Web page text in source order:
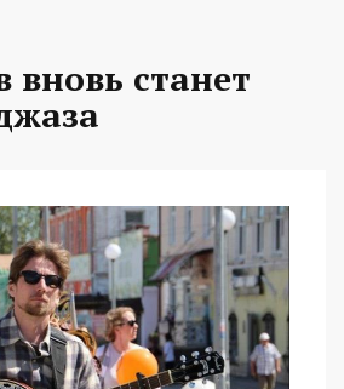
станет